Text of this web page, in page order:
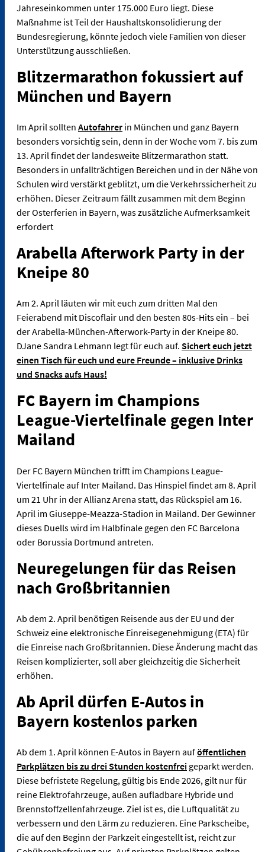
Jahreseinkommen unter 175.000 Euro liegt. Diese
Maßnahme ist Teil der Haushaltskonsolidierung der
Bundesregierung, könnte jedoch viele Familien von dieser
Unterstützung ausschließen.
Blitzermarathon fokussiert auf
München und Bayern
Im April sollten Autofahrer in München und ganz Bayern
besonders vorsichtig sein, denn in der Woche vom 7. bis zum
13. April findet der landesweite Blitzermarathon statt.
Besonders in unfallträchtigen Bereichen und in der Nähe von
Schulen wird verstärkt geblitzt, um die Verkehrssicherheit zu
erhöhen. Dieser Zeitraum fällt zusammen mit dem Beginn
der Osterferien in Bayern, was zusätzliche Aufmerksamkeit
erfordert​
Arabella Afterwork Party in der
Kneipe 80
Am 2. April läuten wir mit euch zum dritten Mal den
Feierabend mit Discoflair und den besten 80s-Hits ein – bei
der Arabella-München-Afterwork-Party in der Kneipe 80.
DJane Sandra Lehmann legt für euch auf. Sichert euch jetzt
einen Tisch für euch und eure Freunde – inklusive Drinks
und Snacks aufs Haus!
FC Bayern im Champions
League-Viertelfinale gegen Inter
Mailand
Der FC Bayern München trifft im Champions League-
Viertelfinale auf Inter Mailand. Das Hinspiel findet am 8. April
um 21 Uhr in der Allianz Arena statt, das Rückspiel am 16.
April im Giuseppe-Meazza-Stadion in Mailand. Der Gewinner
dieses Duells wird im Halbfinale gegen den FC Barcelona
oder Borussia Dortmund antreten.
Neuregelungen für das Reisen
nach Großbritannien
Ab dem 2. April benötigen Reisende aus der EU und der
Schweiz eine elektronische Einreisegenehmigung (ETA) für
die Einreise nach Großbritannien. Diese Änderung macht das
Reisen komplizierter, soll aber gleichzeitig die Sicherheit
erhöhen.
Ab April dürfen E-Autos in
Bayern kostenlos parken
Ab dem 1. April können E-Autos in Bayern auföffentlichen
Parkplätzen bis zu drei Stunden kostenfrei geparkt werden.
Diese befristete Regelung, gültig bis Ende 2026, gilt nur für
reine Elektrofahrzeuge, außen aufladbare Hybride und
Brennstoffzellenfahrzeuge. Ziel ist es, die Luftqualität zu
verbessern und den Lärm zu reduzieren. Eine Parkscheibe,
die auf den Beginn der Parkzeit eingestellt ist, reicht zur